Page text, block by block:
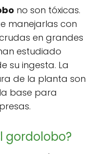
no son tóxicas.
manejarlas con
en grandes
estudiado
su ingesta. La
de la planta son
base para
gordolobo?